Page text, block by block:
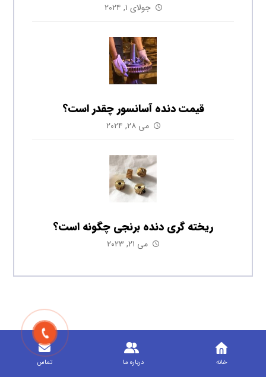
جولای ۱, ۲۰۲۴
قیمت دنده آسانسور چقدر است؟
می ۲۸, ۲۰۲۴
ریخته گری دنده برنجی چگونه است؟
می ۲۱, ۲۰۲۳
خانه درباره ما تماس